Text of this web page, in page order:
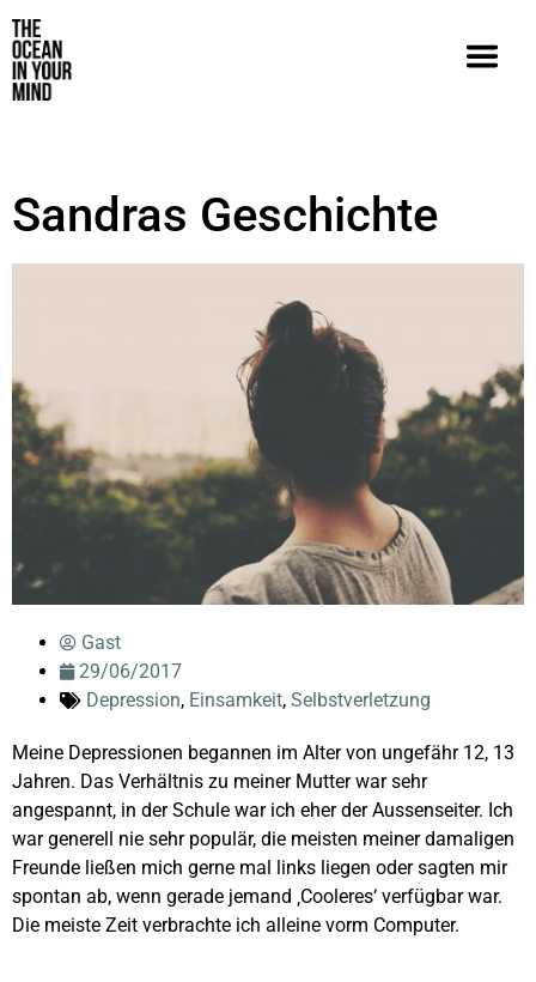
Sandras Geschichte
Gast
29/06/2017
Depression, Einsamkeit, Selbstverletzung
Meine Depressionen begannen im Alter von ungefähr 12, 13
Jahren. Das Verhältnis zu meiner Mutter war sehr
angespannt, in der Schule war ich eher der Aussenseiter. Ich
war generell nie sehr populär, die meisten meiner damaligen
Freunde ließen mich gerne mal links liegen oder sagten mir
spontan ab, wenn gerade jemand ‚Cooleres‘ verfügbar war.
Die meiste Zeit verbrachte ich alleine vorm Computer.